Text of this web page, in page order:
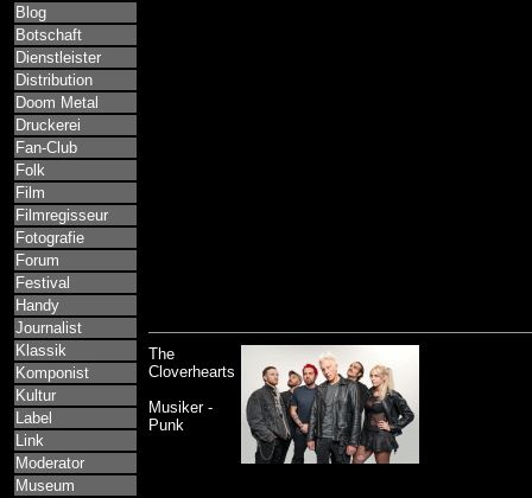
Blog
Botschaft
Dienstleister
Distribution
Doom Metal
Druckerei
Fan-Club
Folk
Film
Filmregisseur
Fotografie
Forum
Festival
Handy
Journalist
Klassik
Komponist
Kultur
Label
Link
Moderator
Museum
The
Cloverhearts
Musiker -
Punk